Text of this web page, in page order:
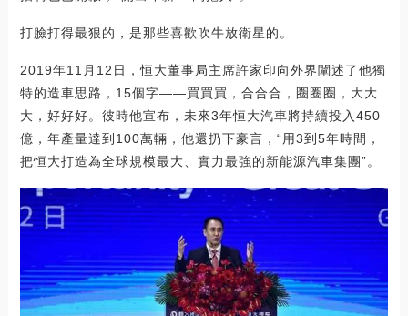
打臉打得最狠的，是那些喜歡吹牛放衛星的。
2019年11月12日，恒大董事局主席許家印向外界闡述了他獨
特的造車思路，15個字——買買買，合合合，圈圈圈，大大
大，好好好。彼時他宣布，未來3年恒大汽車將持續投入450
億，年產量達到100萬輛，他還扔下豪言，“用3到5年時間，
把恒大打造為全球規模最大、實力最強的新能源汽車集團”。